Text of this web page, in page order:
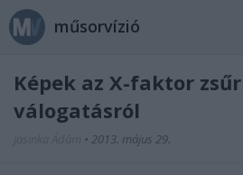
műsorvízió
Képek az X-faktor
válogatásról
• 2013. május 29.